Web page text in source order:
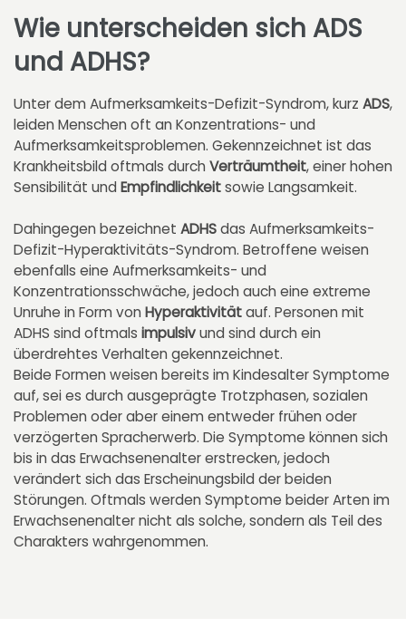
Wie unterscheiden sich ADS
und ADHS?
Unter dem Aufmerksamkeits-Defizit-Syndrom, kurz ADS,
leiden Menschen oft an Konzentrations- und
Aufmerksamkeitsproblemen. Gekennzeichnet ist das
Krankheitsbild oftmals durch Verträumtheit, einer hohen
Sensibilität und Empfindlichkeitsowie Langsamkeit.
Dahingegen bezeichnet ADHSdas Aufmerksamkeits-
Defizit-Hyperaktivitäts-Syndrom. Betroffene weisen
ebenfalls eine Aufmerksamkeits- und
Konzentrationsschwäche, jedoch auch eine extreme
Unruhe in Form von Hyperaktivitätauf. Personen mit
ADHS sind oftmals impulsivund sind durch ein
überdrehtes Verhalten gekennzeichnet.
Beide Formen weisen bereits im Kindesalter Symptome
auf, sei es durch ausgeprägte Trotzphasen, sozialen
Problemen oder aber einem entweder frühen oder
verzögerten Spracherwerb. Die Symptome können sich
bis in das Erwachsenenalter erstrecken, jedoch
verändert sich das Erscheinungsbild der beiden
Störungen. Oftmals werden Symptome beider Arten im
Erwachsenenalter nicht als solche, sondern als Teil des
Charakters wahrgenommen.